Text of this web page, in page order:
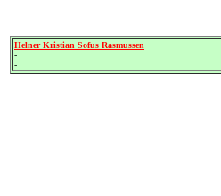
Helner Kristian Sofus Rasmussen
-
-